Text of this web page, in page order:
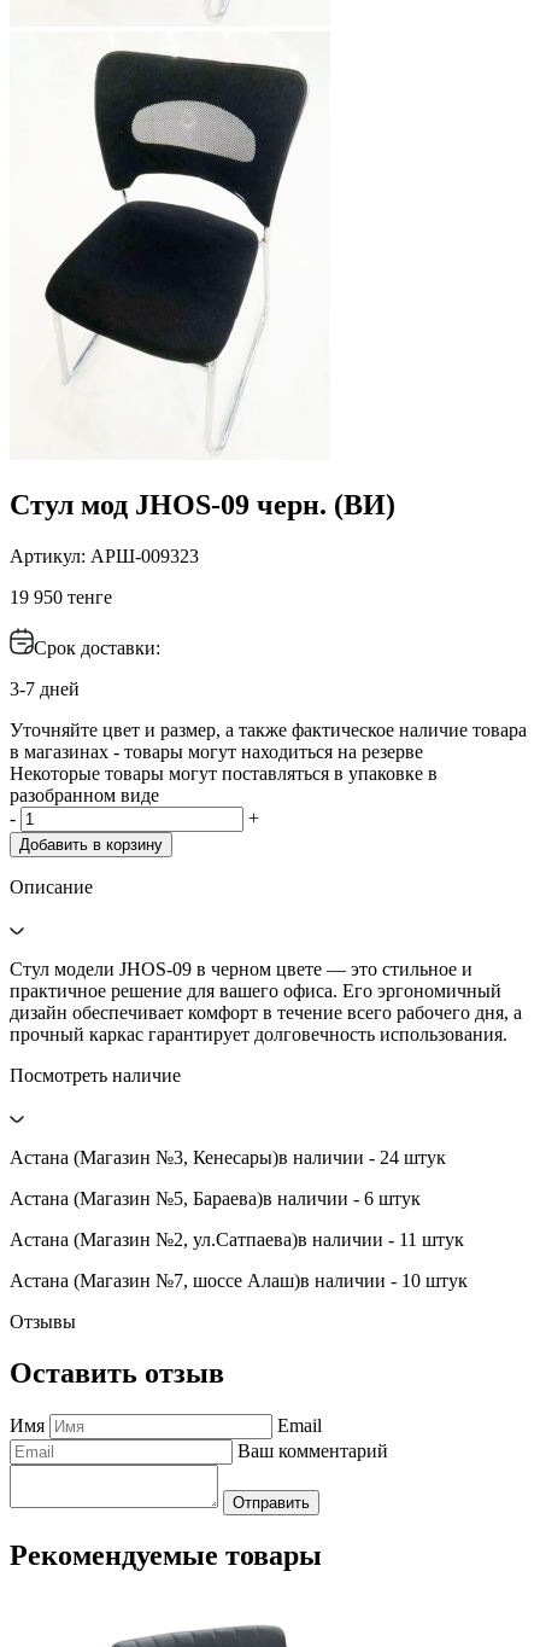
Стул мод JHOS-09 черн. (ВИ)
Артикул: АРШ-009323
19 950 тенге
Срок доставки:
3-7 дней
Уточняйте цвет и размер, а также фактическое наличие товара
в магазинах - товары могут находиться на резерве
Некоторые товары могут поставляться в упаковке в
разобранном виде
-
+
Добавить в корзину
Описание
Стул модели JHOS-09 в черном цвете — это стильное и
практичное решение для вашего офиса. Его эргономичный
дизайн обеспечивает комфорт в течение всего рабочего дня, а
прочный каркас гарантирует долговечность использования.
Посмотреть наличие
Астана (Магазин №3, Кенесары)в наличии - 24 штук
Астана (Магазин №5, Бараева)в наличии - 6 штук
Астана (Магазин №2, ул.Сатпаева)в наличии - 11 штук
Астана (Магазин №7, шоссе Алаш)в наличии - 10 штук
Отзывы
Оставить отзыв
Имя
Email
Ваш комментарий
Отправить
Рекомендуемые товары